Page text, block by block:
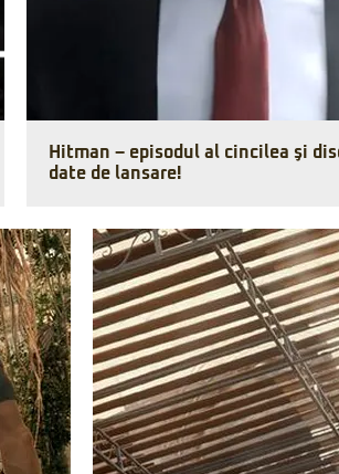
Hitman – episodul al cincilea şi
date de lansare!